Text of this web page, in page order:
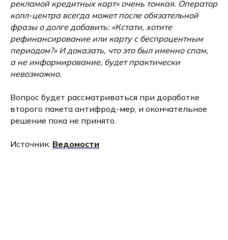
рекламой кредитных карт» очень тонкая. Оператор
колл-центра всегда может после обязательной
фразы о долге добавить: «Кстати, хотите
рефинансирование или карту с беспроцентным
периодом?» И доказать, что это был именно спам,
а не информирование, будет практически
невозможно.
Вопрос будет рассматриваться при доработке
второго пакета антифрод-мер, и окончательное
решение пока не принято.
Источник: Ведомости